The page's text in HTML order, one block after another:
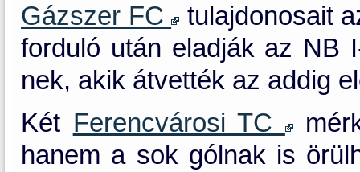
Gázszer FC tulajdonosait
forduló után eladják az NB
nek, akik átvették az addig
Két Ferencvárosi TC
hanem a sok gólnak is